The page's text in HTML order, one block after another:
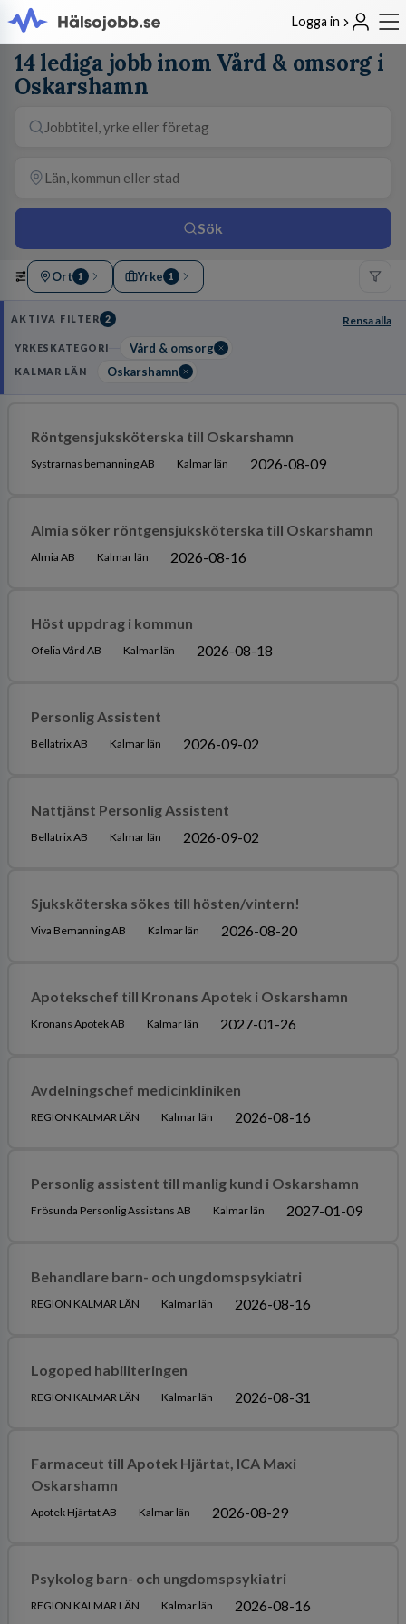
Logga in
14 lediga jobb inom Vård & omsorg i
Oskarshamn
Sök
Ort 1 Yrke 1
AKTIVA FILTER 2 Rensa alla
YRKESKATEGORI Vård & omsorg
KALMAR LÄN Oskarshamn
Röntgensjuksköterska till Oskarshamn
Systrarnas bemanning AB Kalmar län 2026-08-09
Almia söker röntgensjuksköterska till Oskarshamn
Almia AB Kalmar län 2026-08-16
Höst uppdrag i kommun
Ofelia Vård AB Kalmar län 2026-08-18
Personlig Assistent
Bellatrix AB Kalmar län 2026-09-02
Nattjänst Personlig Assistent
Bellatrix AB Kalmar län 2026-09-02
Sjuksköterska sökes till hösten/vintern!
Viva Bemanning AB Kalmar län 2026-08-20
Apotekschef till Kronans Apotek i Oskarshamn
Kronans Apotek AB Kalmar län 2027-01-26
Avdelningschef medicinkliniken
REGION KALMAR LÄN Kalmar län 2026-08-16
Personlig assistent till manlig kund i Oskarshamn
Frösunda Personlig Assistans AB Kalmar län 2027-01-09
Behandlare barn- och ungdomspsykiatri
REGION KALMAR LÄN Kalmar län 2026-08-16
Logoped habiliteringen
REGION KALMAR LÄN Kalmar län 2026-08-31
Farmaceut till Apotek Hjärtat, ICA Maxi
Oskarshamn
Apotek Hjärtat AB Kalmar län 2026-08-29
Psykolog barn- och ungdomspsykiatri
REGION KALMAR LÄN Kalmar län 2026-08-16